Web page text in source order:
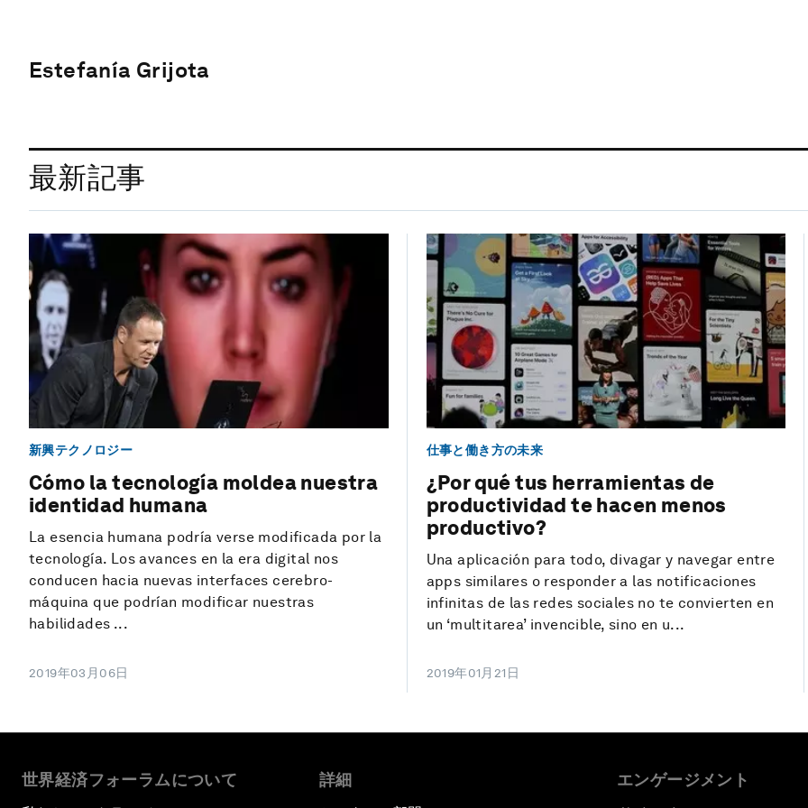
Estefanía Grijota
最新記事
新興テクノロジー
Cómo la tecnología moldea nuestra
identidad humana
La esencia humana podría verse modificada por la
tecnología. Los avances en la era digital nos
conducen hacia nuevas interfaces cerebro-
máquina que podrían modificar nuestras
habilidades ...
2019年03月06日
仕事と働き方の未来
¿Por qué tus herramientas de
productividad te hacen menos
productivo?
Una aplicación para todo, divagar y navegar entre
apps similares o responder a las notificaciones
infinitas de las redes sociales no te convierten en
un ‘multitarea’ invencible, sino en u...
2019年01月21日
世界経済フォーラムについて 詳細 エンゲージメント